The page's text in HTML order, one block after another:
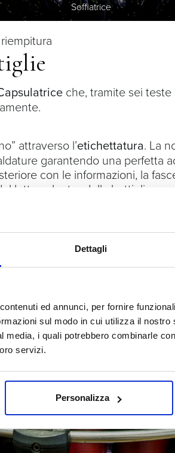
Dettagli
ed annunci, per fornire
sul modo in cui utilizza il
media, i quali potrebbero combinarle
servizi.
Personalizza
Soffiatrice
che, tramite sei
attraverso l’etichettatura. La
garantendo una perfetta
con le informazioni, la
lotto sul retro della bottiglia.